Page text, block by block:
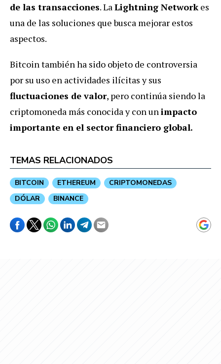
de las transacciones. LaLightning Networkes
una de las soluciones que busca mejorar estos
aspectos.
Bitcoin también ha sido objeto de controversia
por su uso en actividades ilícitas y sus
fluctuaciones de valor, pero continúa siendo la
criptomoneda más conocida y con unimpacto
importante en el sector financiero global.
TEMAS RELACIONADOS
BITCOIN ETHEREUM
CRIPTOMONEDAS
DÓLAR
BINANCE